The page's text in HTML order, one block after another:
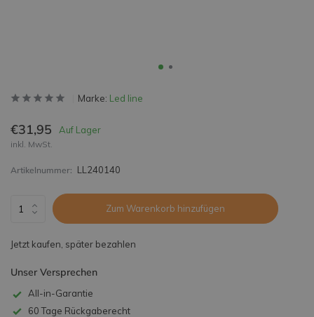
Marke: Led line
€31,95 Auf Lager
inkl. MwSt.
Artikelnummer: LL240140
Zum Warenkorb hinzufügen
Jetzt kaufen, später bezahlen
Unser Versprechen
All-in-Garantie
60 Tage Rückgaberecht